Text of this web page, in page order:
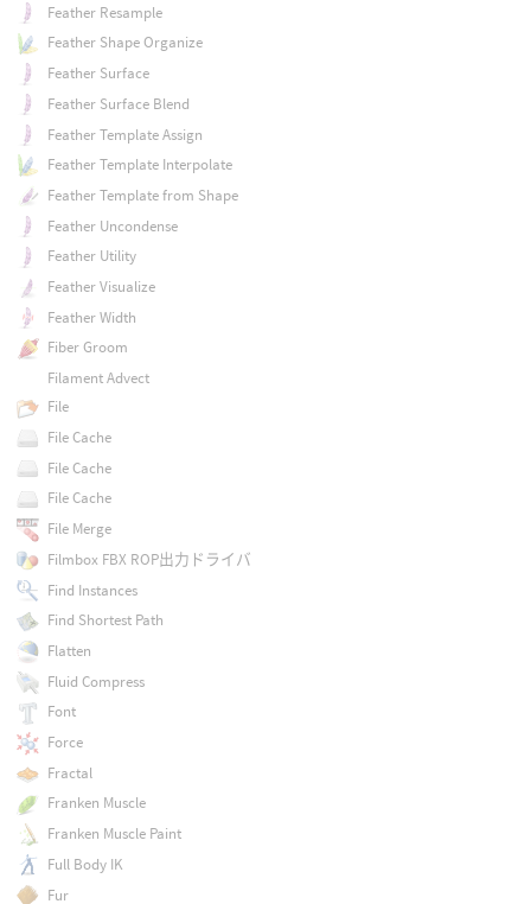
Feather Resample
Feather Shape Organize
Feather Surface
Feather Surface Blend
Feather Template Assign
Feather Template Interpolate
Feather Template from Shape
Feather Uncondense
Feather Utility
Feather Visualize
Feather Width
Fiber Groom
Filament Advect
File
File Cache
File Cache
File Cache
File Merge
Filmbox FBX ROP出力ドライバ
Find Instances
Find Shortest Path
Flatten
Fluid Compress
Font
Force
Fractal
Franken Muscle
Franken Muscle Paint
Full Body IK
Fur